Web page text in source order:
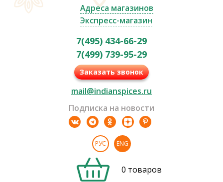
Адреса магазинов
Экспресс-магазин
7(495) 434-66-29
7(499) 739-95-29
Заказать звонок
mail@indianspices.ru
Подписка на новости
РУС ENG
0 товаров